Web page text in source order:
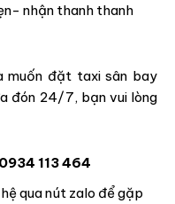
nhận thanh thanh
muốn đặt taxi sân bay
đón 24/7, bạn vui lòng
0934 113 464
qua nút zalo để gặp